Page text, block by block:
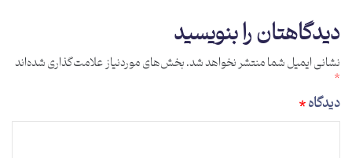
دیدگاهتان را بنویسید
نشانی ایمیل شما منتشر نخواهد شد.بخش‌های موردنیاز علامت‌گذاری شده‌اند
دیدگاه*